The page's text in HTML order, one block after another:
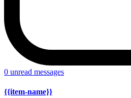
0 unread messages
{{item-name}}